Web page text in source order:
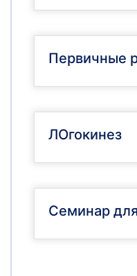
Первичные
ЛОгокинез
Семинар